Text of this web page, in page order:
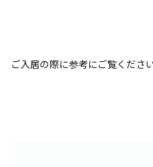
ご入居の際に参考にご覧ください